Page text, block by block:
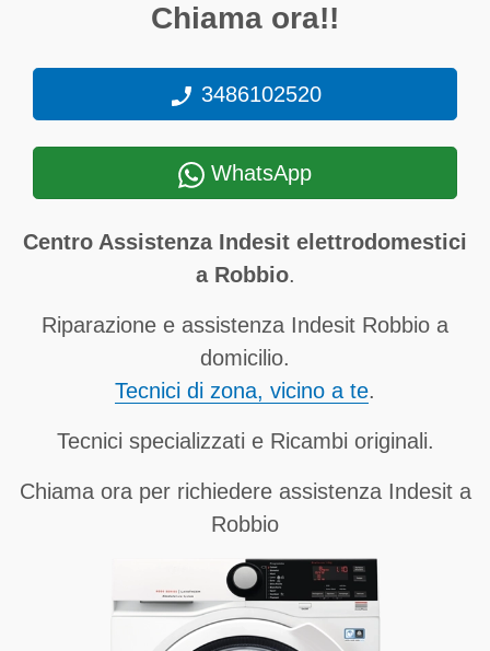
Chiama ora!!
3486102520
WhatsApp
Centro Assistenza Indesit elettrodomestici
a Robbio.
Riparazione e assistenza Indesit Robbio a
domicilio.
Tecnici di zona, vicino a te.
Tecnici specializzati e Ricambi originali.
Chiama ora per richiedere assistenza Indesit a
Robbio